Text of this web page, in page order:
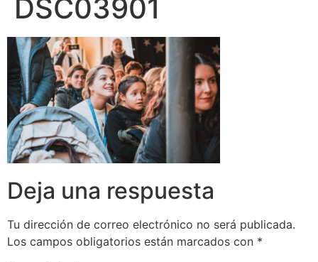
DSC03901
Deja una respuesta
Tu dirección de correo electrónico no será publicada.
Los campos obligatorios están marcados con *